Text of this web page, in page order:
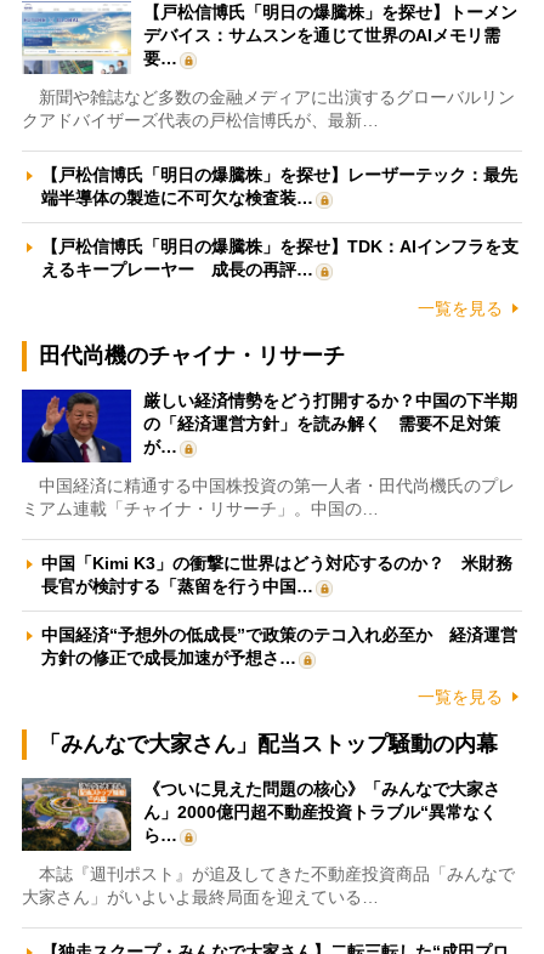
【戸松信博氏「明日の爆騰株」を探せ】トーメン
デバイス：サムスンを通じて世界のAIメモリ需
要…
新聞や雑誌など多数の金融メディアに出演するグローバルリン
クアドバイザーズ代表の戸松信博氏が、最新…
【戸松信博氏「明日の爆騰株」を探せ】レーザーテック：最先
端半導体の製造に不可欠な検査装…
【戸松信博氏「明日の爆騰株」を探せ】TDK：AIインフラを支
えるキープレーヤー 成長の再評…
一覧を見る
田代尚機のチャイナ・リサーチ
厳しい経済情勢をどう打開するか？中国の下半期
の「経済運営方針」を読み解く 需要不足対策
が…
中国経済に精通する中国株投資の第一人者・田代尚機氏のプレ
ミアム連載「チャイナ・リサーチ」。中国の…
中国「Kimi K3」の衝撃に世界はどう対応するのか？ 米財務
長官が検討する「蒸留を行う中国…
中国経済“予想外の低成長”で政策のテコ入れ必至か 経済運営
方針の修正で成長加速が予想さ…
一覧を見る
「みんなで大家さん」配当ストップ騒動の内幕
《ついに見えた問題の核心》「みんなで大家さ
ん」2000億円超不動産投資トラブル“異常なく
ら…
本誌『週刊ポスト』が追及してきた不動産投資商品「みんなで
大家さん」がいよいよ最終局面を迎えている…